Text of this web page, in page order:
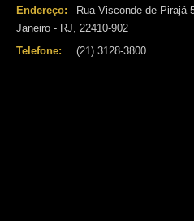
Endereço:
Rua Visconde de Pirajá
Janeiro - RJ, 22410-902
Telefone:
(21) 3128-3800